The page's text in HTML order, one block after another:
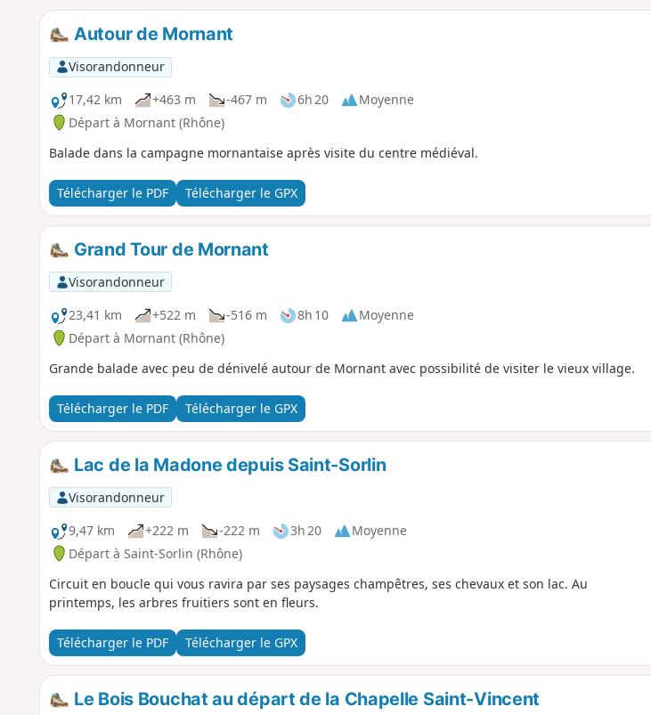
Autour de Mornant
Visorandonneur
17,42 km
+463 m -467 m 6h 20
Moyenne
Départ à Mornant (Rhône)
Balade dans la campagne mornantaise après visite du centre médiéval.
Télécharger le PDF Télécharger le GPX
Grand Tour de Mornant
Visorandonneur
23,41 km
+522 m -516 m 8h 10
Moyenne
Départ à Mornant (Rhône)
Grande balade avec peu de dénivelé autour de Mornant avec possibilité de visiter le vieux village.
Télécharger le PDF Télécharger le GPX
Lac de la Madone depuis Saint-Sorlin
Visorandonneur
9,47 km
+222 m -222 m 3h 20
Moyenne
Départ à Saint-Sorlin (Rhône)
Circuit en boucle qui vous ravira par ses paysages champêtres, ses chevaux et son lac. Au
printemps, les arbres fruitiers sont en fleurs.
Télécharger le PDF Télécharger le GPX
Le Bois Bouchat au départ de la Chapelle Saint-Vincent